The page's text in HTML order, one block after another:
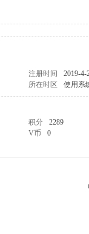
注册时间
2019-4-
所在时区 使用系
积分
2289
V币 0